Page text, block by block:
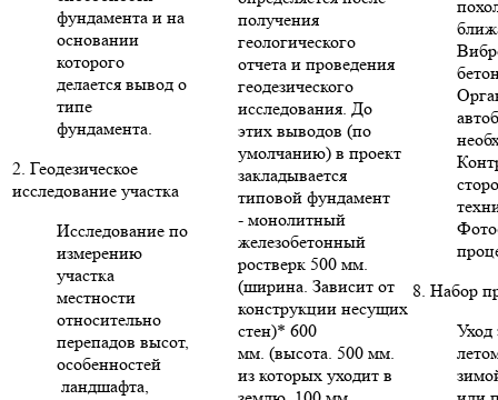
фундамента и на
основании
которого
делается вывод о
типе
фундамента.
2. Геодезическое
исследование участка
Исследование по
измерению
участка
местности
относительно
перепадов высот,
особенностей
ландшафта,
получения
геологического
отчета и проведения
геодезического
исследования. До
этих выводов (по
умолчанию) в проект
закладывается
типовой фундамент
- монолитный
железобетонный
ростверк 500 мм.
(ширина. Зависит от
конструкции несущих
стен)* 600
мм. (высота. 500 мм.
из которых уходит в
8. Набор
Уход